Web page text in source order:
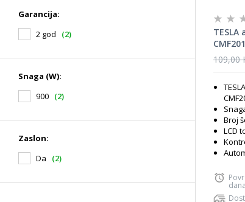
Garancija:
2 god
(2)
Snaga (W):
900 (2)
Zaslon:
Da
(2)
šoljica
109,00
Broj
LCD
dana